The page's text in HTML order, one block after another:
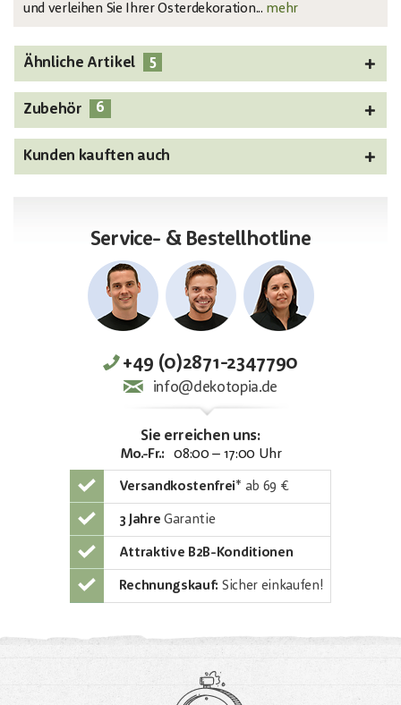
und verleihen Sie Ihrer Osterdekoration... mehr
Ähnliche Artikel 5
Zubehör 6
Kunden kauften auch
Service- & Bestellhotline
+49 (0)2871-2347790
info@dekotopia.de
Sie erreichen uns:
Mo.-Fr.: 08:00 – 17:00 Uhr
Versandkostenfrei* ab 69 €
3 Jahre Garantie
Attraktive B2B-Konditionen
Rechnungskauf: Sicher einkaufen!